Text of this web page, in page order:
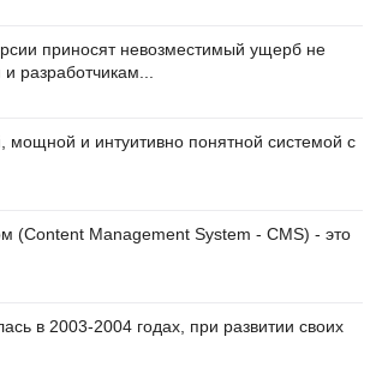
приносят невозместимый ущерб не
разработчикам...
мощной и интуитивно понятной системой с
(Content Management System - CMS) - это
в 2003-2004 годах, при развитии своих